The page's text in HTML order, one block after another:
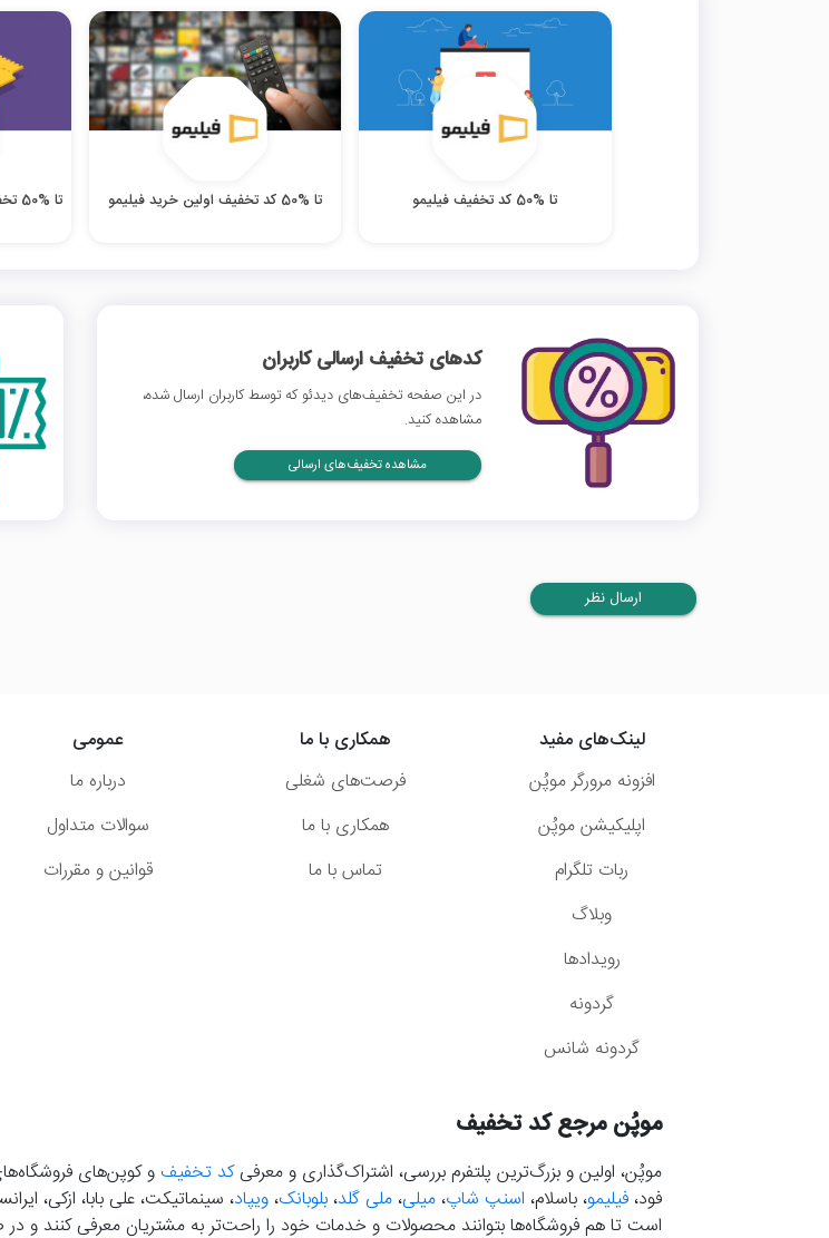
تا %50 کد تخفیف فیلیمو تا %50 کد تخفیف اولین خرید فیلیمو تا %50 تخفیف نمایش‌های منتخب تیوال
کدهای تخفیف ارسالی کاربران
در این صفحه تخفیف‌های دیدئو که توسط کاربران ارسال شده،
مشاهده کنید.
مشاهده تخفیف‌های ارسالی
ارسال نظر
لینک‌های مفید
افزونه مرورگر موپُن
اپلیکیشن موپُن
ربات تلگرام
وبلاگ
رویدادها
گردونه
گردونه شانس
همکاری با ما
فرصت‌های شغلی
همکاری با ما
تماس با ما
عمومی
درباره ما
سوالات متداول
قوانین و مقررات
موپُن مرجع کد تخفیف
موپُن، اولین و بزرگ‌ترین پلتفرم بررسی، اشتراک‌گذاری و معرفیکد تخفیفو کوپن‌های
فود، فیلیمو، باسلام، اسنپ شاپ، میلی، ملی گلد، بلوبانک، ویپاد، سینماتیکت، علی بابا، ازکی،
است تا هم فروشگاه‌ها بتوانند محصولات و خدمات خود را راحت‌تر به مشتریان معرفی کنند و در